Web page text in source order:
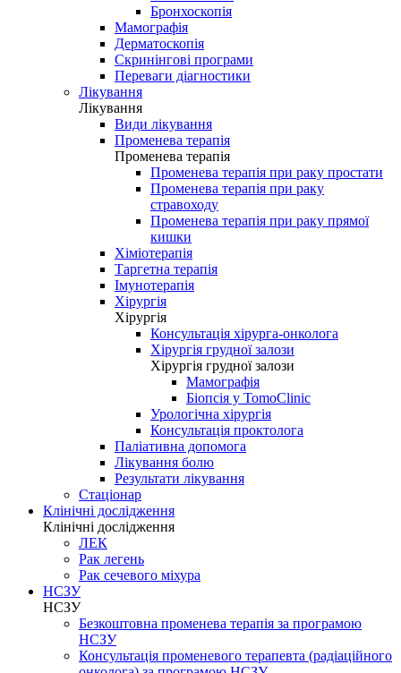
Бронхоскопія
Мамографія
Дерматоскопія
Скринінгові програми
Переваги діагностики
Лікування
Лікування
Види лікування
Променева терапія
Променева терапія
Променева терапія при раку простати
Променева терапія при раку
стравоходу
Променева терапія при раку прямої
кишки
Хіміотерапія
Таргетна терапія
Імунотерапія
Хірургія
Хірургія
Консультація хірурга-онколога
Хірургія грудної залози
Хірургія грудної залози
Мамографія
Біопсія у TomoClinic
Урологічна хірургія
Консультація проктолога
Паліативна допомога
Лікування болю
Результати лікування
Стаціонар
Клінічні дослідження
Клінічні дослідження
ЛЕК
Рак легень
Рак сечевого міхура
НСЗУ
НСЗУ
Безкоштовна променева терапія за програмою
НСЗУ
Консультація променевого терапевта (радіаційного